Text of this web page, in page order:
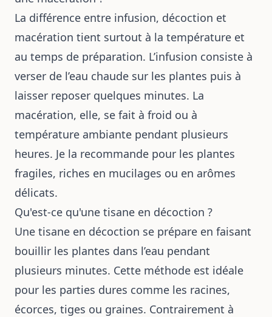
La différence entre infusion, décoction et
macération tient surtout à la température et
au temps de préparation. L’infusion consiste à
verser de l’eau chaude sur les plantes puis à
laisser reposer quelques minutes. La
macération, elle, se fait à froid ou à
température ambiante pendant plusieurs
heures. Je la recommande pour les plantes
fragiles, riches en mucilages ou en arômes
délicats.
Qu'est-ce qu'une tisane en décoction ?
Une tisane en décoction se prépare en faisant
bouillir les plantes dans l’eau pendant
plusieurs minutes. Cette méthode est idéale
pour les parties dures comme les racines,
écorces, tiges ou graines. Contrairement à